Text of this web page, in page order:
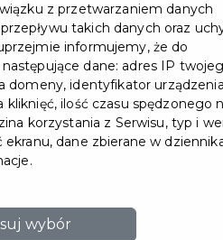
lub artystyczne dla
z przetwarzaniem danych
takich danych oraz
informujemy, że do
dane: adres IP
domeny, identyfikator
ilość czasu spędzonego
korzystania z Serwisu, typ i
dane zbierane w
wybór